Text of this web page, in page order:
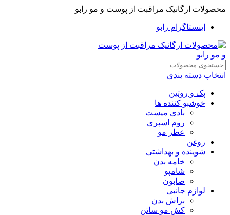
محصولات ارگانیک مراقبت از پوست و مو رابو
اینستاگرام رابو
انتخاب دسته بندی
پک و روتین
خوشبو کننده ها
بادی میست
روم اسپری
عطر مو
روغن
شوینده و بهداشتی
خامه بدن
شامپو
صابون
لوازم جانبی
براش بدن
کش مو ساتن